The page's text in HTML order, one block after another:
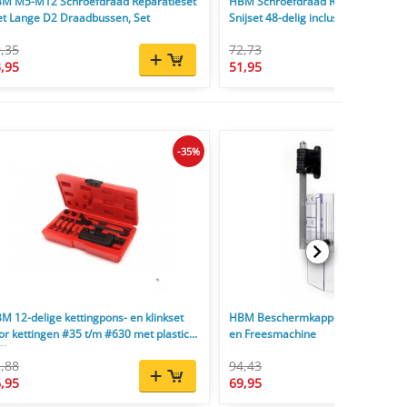
Lange D2 Draadbussen, Set
Snijset 48-delig inclusief
72,73
51,95
12-delige kettingpons- en klinkset
kettingen #35 t/m #630 met plastic
-35%
HBM Beschermkappen voor
en Freesmachine
94,43
69,95